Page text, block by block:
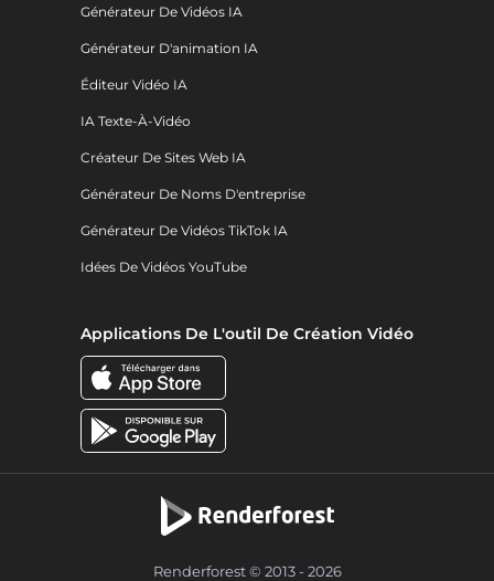
Générateur De Vidéos IA
Générateur D'animation IA
Éditeur Vidéo IA
IA Texte-À-Vidéo
Créateur De Sites Web IA
Générateur De Noms D'entreprise
Générateur De Vidéos TikTok IA
Idées De Vidéos YouTube
Applications De L'outil De Création Vidéo
Renderforest © 2013 - 2026